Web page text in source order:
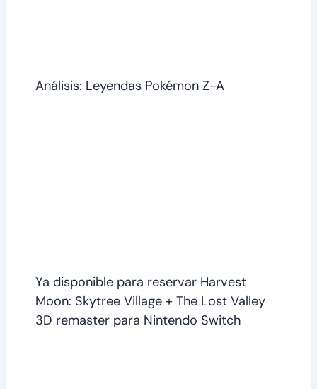
Análisis: Leyendas Pokémon Z-A
Ya disponible para reservar Harvest
Moon: Skytree Village + The Lost Valley
3D remaster para Nintendo Switch